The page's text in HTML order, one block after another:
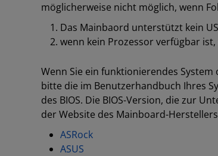
möglicherweise nicht möglich, wenn
Das Mainbaord unterstützt kein
wenn kein Prozessor verfügbar
Wenn Sie ein funktionierendes
bitte die im Benutzerhandbuch Ihres
des BIOS. Die BIOS-Version, die zur
der Website des Mainboard-
ASRock
ASUS